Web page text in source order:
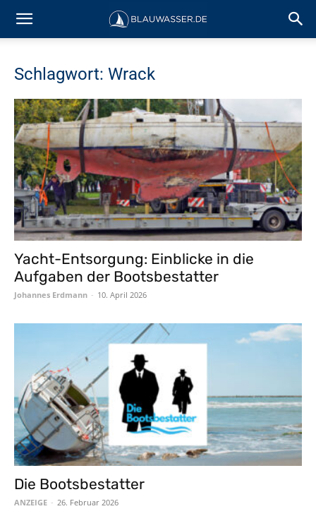
Schlagwort: Wrack
Yacht-Entsorgung: Einblicke in die
Aufgaben der Bootsbestatter
Johannes Erdmann - 10. April 2026
Die Bootsbestatter
ANZEIGE - 26. Februar 2026